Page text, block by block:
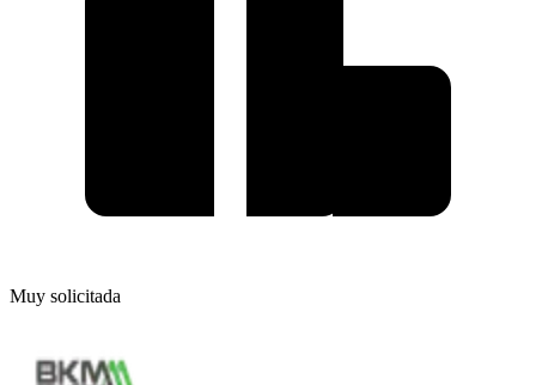
Muy solicitada